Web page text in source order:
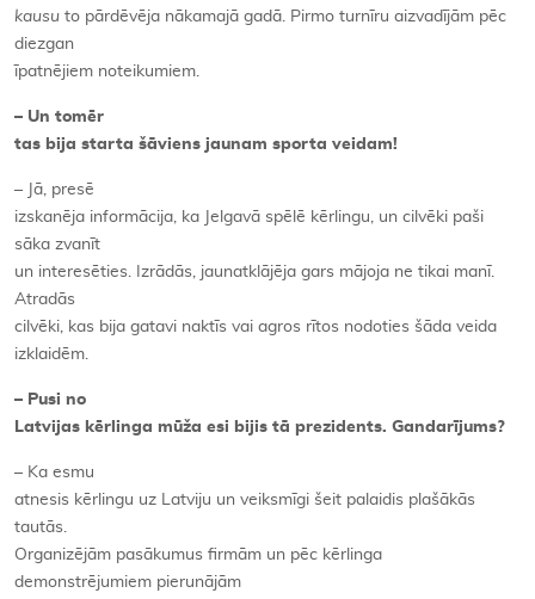
kausu to pārdēvēja nākamajā gadā. Pirmo turnīru aizvadījām pēc
diezgan
īpatnējiem noteikumiem.
– Un tomēr
tas bija starta šāviens jaunam sporta veidam!
– Jā, presē
izskanēja informācija, ka Jelgavā spēlē kērlingu, un cilvēki paši
sāka zvanīt
un interesēties. Izrādās, jaunatklājēja gars mājoja ne tikai manī.
Atradās
cilvēki, kas bija gatavi naktīs vai agros rītos nodoties šāda veida
izklaidēm.
– Pusi no
Latvijas kērlinga mūža esi bijis tā prezidents. Gandarījums?
– Ka esmu
atnesis kērlingu uz Latviju un veiksmīgi šeit palaidis plašākās
tautās.
Organizējām pasākumus firmām un pēc kērlinga
demonstrējumiem pierunājām